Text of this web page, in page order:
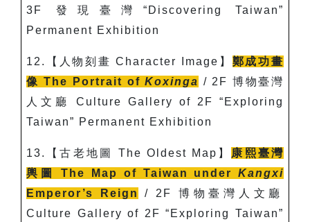
3F 發現臺灣“Discovering Taiwan”
Permanent Exhibition
12. 【人物刻畫Character Image 】 鄭成功畫
像The Portrait ofKoxinga / 2F博物臺灣
人文廳 Culture Gallery of 2F “Exploring
Taiwan” Permanent Exhibition
13. 【古老地圖 The Oldest Map】 康熙臺灣
輿圖The Map of Taiwan under Kangxi
Emperor’s Reign
/ 2F 博物臺灣人文廳
Culture Gallery of 2F “Exploring Taiwan”